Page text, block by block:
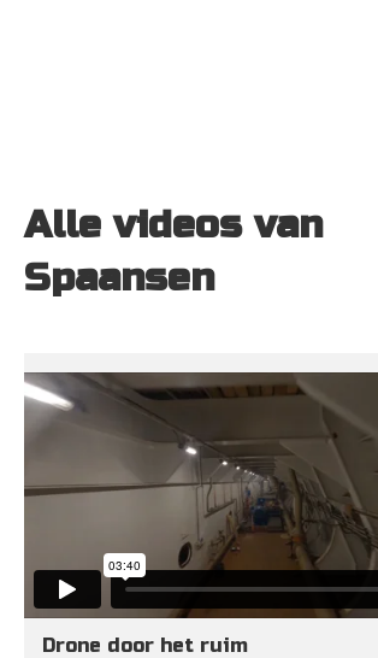
Alle videos van
Spaansen
Drone door het ruim